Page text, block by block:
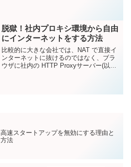
脱獄！社内プロキシ環境から自由
にインターネットをする方法
比較的に大きな会社では、NAT で直接イ
ンターネットに抜けるのではなく、ブラ
ウザに社内の HTTP Proxyサーバー(以降
高速スタートアップを無効にする理由と
方法